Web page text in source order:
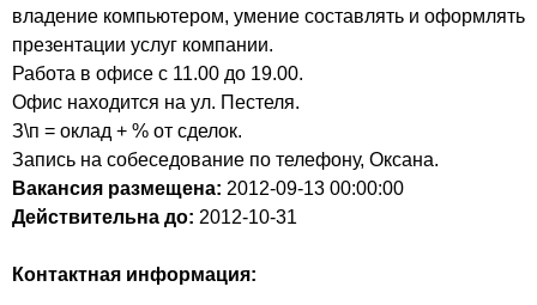
владение компьютером, умение составлять и оформлять
презентации услуг компании.
Работа в офисе с 11.00 до 19.00.
Офис находится на ул. Пестеля.
З\п = оклад + % от сделок.
Запись на собеседование по телефону, Оксана.
Вакансия размещена: 2012-09-13 00:00:00
Действительна до: 2012-10-31
Контактная информация: